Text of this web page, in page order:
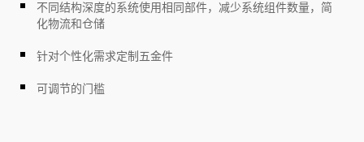
不同结构深度的系统使用相同部件，减少系统组件数量，简
化物流和仓储
针对个性化需求定制五金件
可调节的门槛